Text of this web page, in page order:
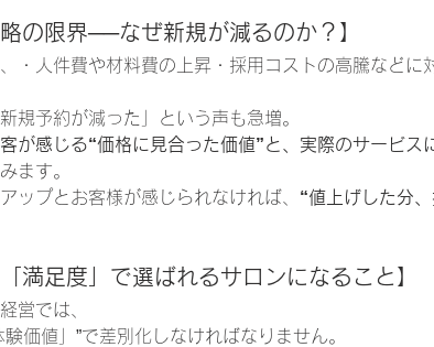
の限界──なぜ新規が減るのか？】
・人件費や材料費の上昇・採用コストの高騰などに
規予約が減った」という声も急増。
が感じる“価格に見合った価値”と、実際のサービス
ます。
ップとお客様が感じられなければ、 “値上げした分
満足度」で選ばれるサロンになること】
営では、
価値」”で差別化しなければなりません。